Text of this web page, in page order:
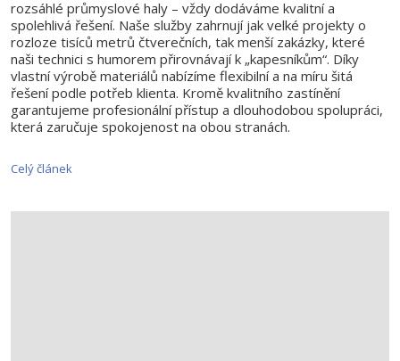
rozsáhlé průmyslové haly – vždy dodáváme kvalitní a
spolehlivá řešení. Naše služby zahrnují jak velké projekty o
rozloze tisíců metrů čtverečních, tak menší zakázky, které
naši technici s humorem přirovnávají k „kapesníkům“. Díky
vlastní výrobě materiálů nabízíme flexibilní a na míru šitá
řešení podle potřeb klienta. Kromě kvalitního zastínění
garantujeme profesionální přístup a dlouhodobou spolupráci,
která zaručuje spokojenost na obou stranách.
Celý článek